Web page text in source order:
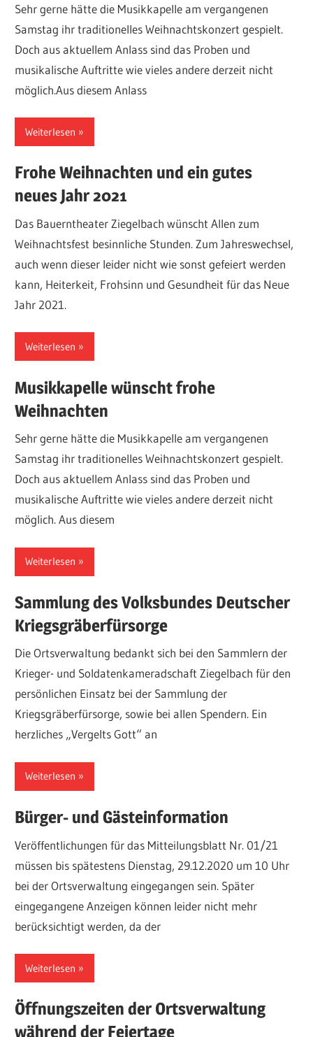
Sehr gerne hätte die Musikkapelle am vergangenen
Samstag ihr traditionelles Weihnachtskonzert gespielt.
Doch aus aktuellem Anlass sind das Proben und
musikalische Auftritte wie vieles andere derzeit nicht
möglich.Aus diesem Anlass
Weiterlesen
Frohe Weihnachten und ein gutes
neues Jahr 2021
Das Bauerntheater Ziegelbach wünscht Allen zum
Weihnachtsfest besinnliche Stunden. Zum Jahreswechsel,
auch wenn dieser leider nicht wie sonst gefeiert werden
kann, Heiterkeit, Frohsinn und Gesundheit für das Neue
Jahr 2021.
Weiterlesen
Musikkapelle wünscht frohe
Weihnachten
Sehr gerne hätte die Musikkapelle am vergangenen
Samstag ihr traditionelles Weihnachtskonzert gespielt.
Doch aus aktuellem Anlass sind das Proben und
musikalische Auftritte wie vieles andere derzeit nicht
möglich. Aus diesem
Weiterlesen
Sammlung des Volksbundes Deutscher
Kriegsgräberfürsorge
Die Ortsverwaltung bedankt sich bei den Sammlern der
Krieger- und Soldatenkameradschaft Ziegelbach für den
persönlichen Einsatz bei der Sammlung der
Kriegsgräberfürsorge, sowie bei allen Spendern. Ein
herzliches „Vergelts Gott“ an
Weiterlesen
Bürger- und Gästeinformation
Veröffentlichungen für das Mitteilungsblatt Nr. 01/21
müssen bis spätestens Dienstag, 29.12.2020 um 10 Uhr
bei der Ortsverwaltung eingegangen sein. Später
eingegangene Anzeigen können leider nicht mehr
berücksichtigt werden, da der
Weiterlesen
Öffnungszeiten der Ortsverwaltung
während der Feiertage